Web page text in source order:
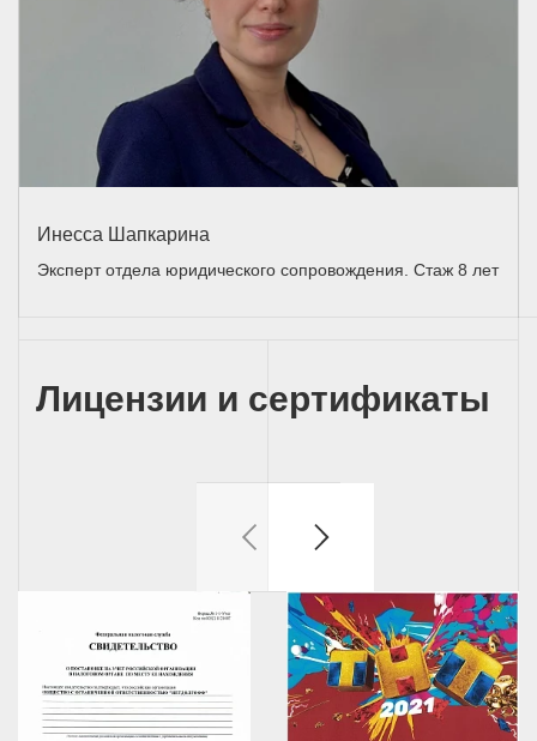
Инесса Шапкарина
Эксперт отдела юридического сопровождения. Стаж 8 лет
Лицензии и сертификаты